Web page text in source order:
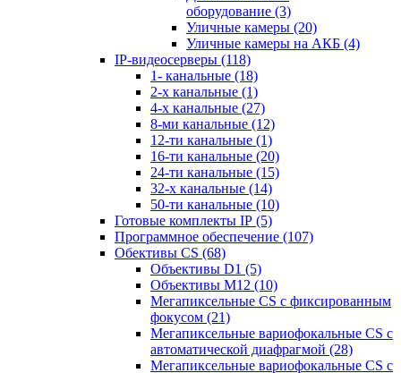
оборудование (3)
Уличные камеры (20)
Уличные камеры на АКБ (4)
IP-видеосерверы (118)
1- канальные (18)
2-х канальные (1)
4-х канальные (27)
8-ми канальные (12)
12-ти канальные (1)
16-ти канальные (20)
24-ти канальные (15)
32-х канальные (14)
50-ти канальные (10)
Готовые комплекты IP (5)
Программное обеспечение (107)
Обективы CS (68)
Объективы D1 (5)
Объективы M12 (10)
Мегапиксельные CS c фиксированным
фокусом (21)
Мегапиксельные вариофокальные CS c
автоматической диафрагмой (28)
Мегапиксельные вариофокальные CS c